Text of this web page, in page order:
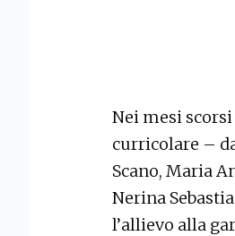
Nei mesi
curricolare –
Scano, Maria
Nerina
l’allievo alla